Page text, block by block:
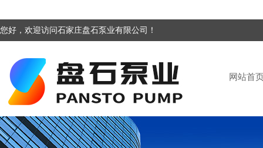
您好，欢迎访问石家庄盘石泵业有限公司！
网站首